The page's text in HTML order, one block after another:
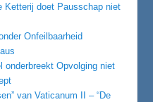
Ketterij doet Pausschap niet
Onfeilbaarheid
onderbreekt Opvolging niet
van Vaticanum II – “De